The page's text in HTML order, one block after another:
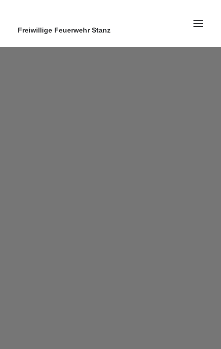
Freiwillige Feuerwehr Stanz